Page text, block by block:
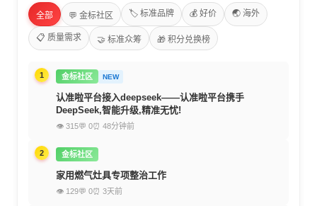
全部 💬 金标社区 🏷️ 标准品牌 💰 好价 🌏 海外
📋 质量需求 🤝 标准众筹 🎁 积分兑换榜
1 金标社区 NEW
认准啦平台接入deepseek——认准啦平台携手
DeepSeek,智能升级,精准无忧!
👁 315💬 0⏰ 48分钟前
2 金标社区
家用燃气灶具专项整治工作
👁 129💬 0⏰ 3天前